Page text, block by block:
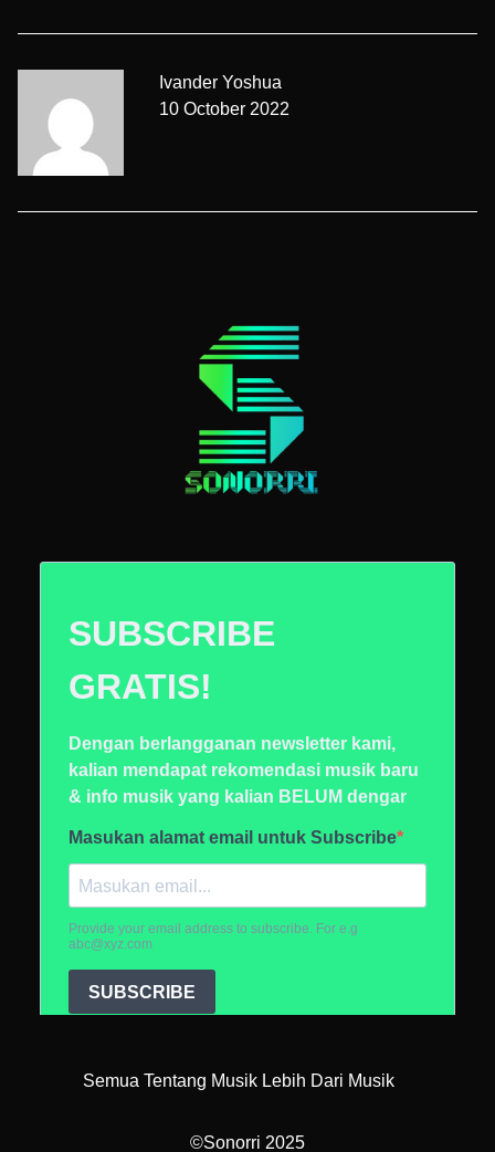
Ivander Yoshua
10 October 2022
Semua Tentang Musik Lebih Dari Musik
©Sonorri 2025